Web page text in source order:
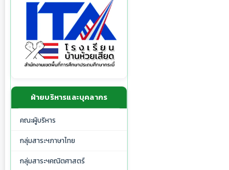
ฝ่ายบริหารและบุคลากร
คณะผู้บริหาร
กลุ่มสาระฯภาษาไทย
กลุ่มสาระฯคณิตศาสตร์